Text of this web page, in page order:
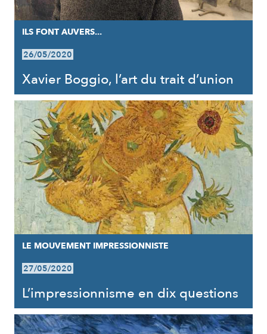
ILS FONT AUVERS...
26/05/2020
Xavier Boggio, l’art du trait d’union
LE MOUVEMENT IMPRESSIONNISTE
27/05/2020
L’impressionnisme en dix questions